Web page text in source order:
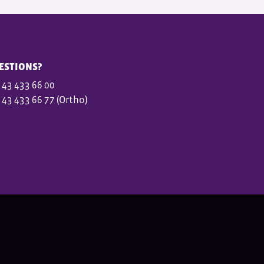
433 66 00
43 433 66 77 (Ortho)